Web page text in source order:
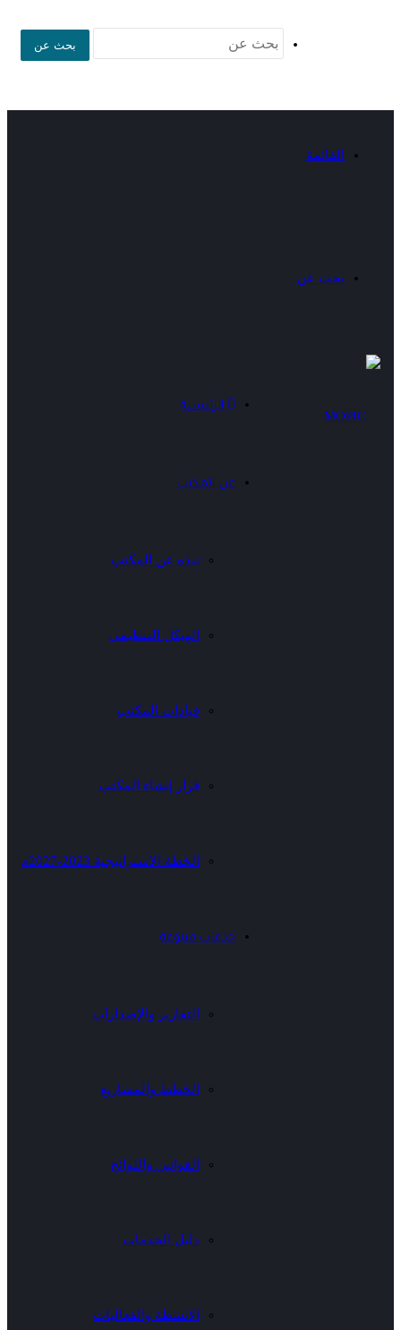
بحث عن
القائمة
بحث عن
الرئيسية
عن المكتب
نبذة عن المكتب
الهيكل التنظيمى
قيادات المكتب
قرار إنشاء المكتب
الخطة الاستراتيجية 2023-2027م
خدمات متنوعة
التقارير والإصدارات
الخطط والمشاريع
القوانين واللوائح
دليل الخدمات
الانشطة والفعاليات